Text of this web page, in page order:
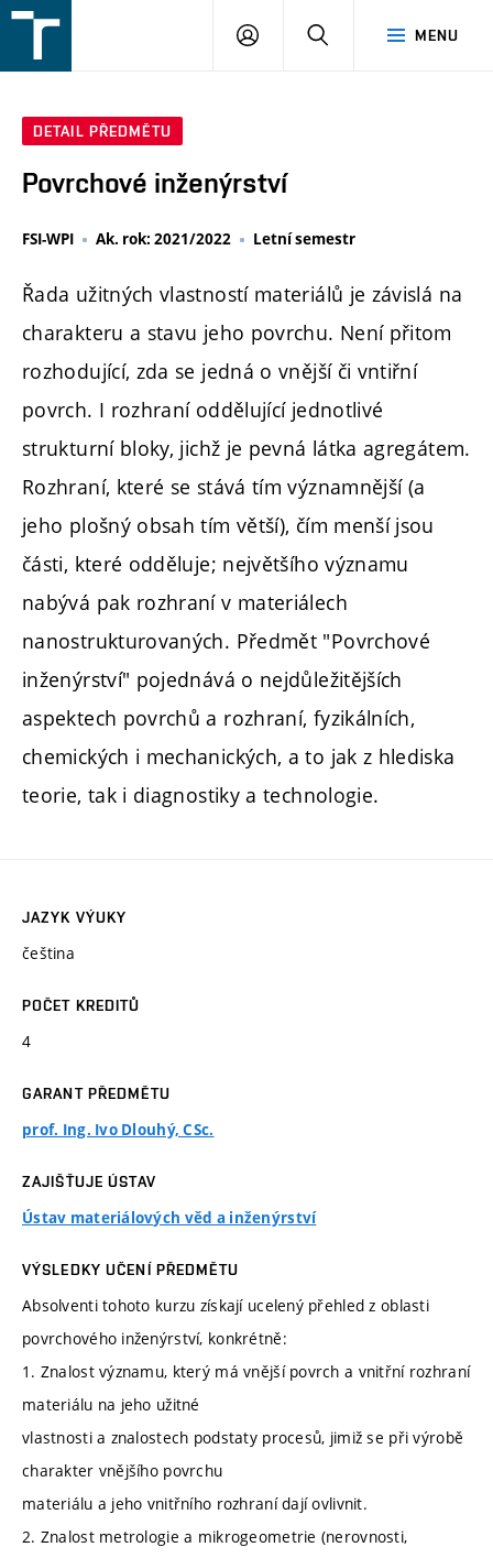
v
MENU
PŘIHLÁŠENÍ
DETAIL PŘEDMĚTU
Povrchové inženýrství
FSI-WPI Ak. rok: 2021/2022 Letní semestr
Řada užitných vlastností materiálů je závislá na
charakteru a stavu jeho povrchu. Není přitom
rozhodující, zda se jedná o vnější či vntiřní
povrch. I rozhraní oddělující jednotlivé
strukturní bloky, jichž je pevná látka agregátem.
Rozhraní, které se stává tím významnější (a
jeho plošný obsah tím větší), čím menší jsou
části, které odděluje; největšího významu
nabývá pak rozhraní v materiálech
nanostrukturovaných. Předmět "Povrchové
inženýrství" pojednává o nejdůležitějších
aspektech povrchů a rozhraní, fyzikálních,
chemických i mechanických, a to jak z hlediska
teorie, tak i diagnostiky a technologie.
JAZYK VÝUKY
čeština
POČET KREDITŮ
4
GARANT PŘEDMĚTU
prof. Ing. Ivo Dlouhý, CSc.
ZAJIŠŤUJE ÚSTAV
Ústav materiálových věd a inženýrství
VÝSLEDKY UČENÍ PŘEDMĚTU
Absolventi tohoto kurzu získají ucelený přehled z oblasti
povrchového inženýrství, konkrétně:
1. Znalost významu, který má vnější povrch a vnitřní rozhraní
materiálu na jeho užitné
vlastnosti a znalostech podstaty procesů, jimiž se při výrobě
charakter vnějšího povrchu
materiálu a jeho vnitřního rozhraní dají ovlivnit.
2. Znalost metrologie a mikrogeometrie (nerovnosti,